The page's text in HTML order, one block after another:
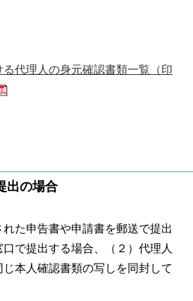
代理人の身元確認書類一覧（印
出の場合
た申告書や申請書を郵送で提出
で提出する場合、（２）代理人
本人確認書類の写しを同封して